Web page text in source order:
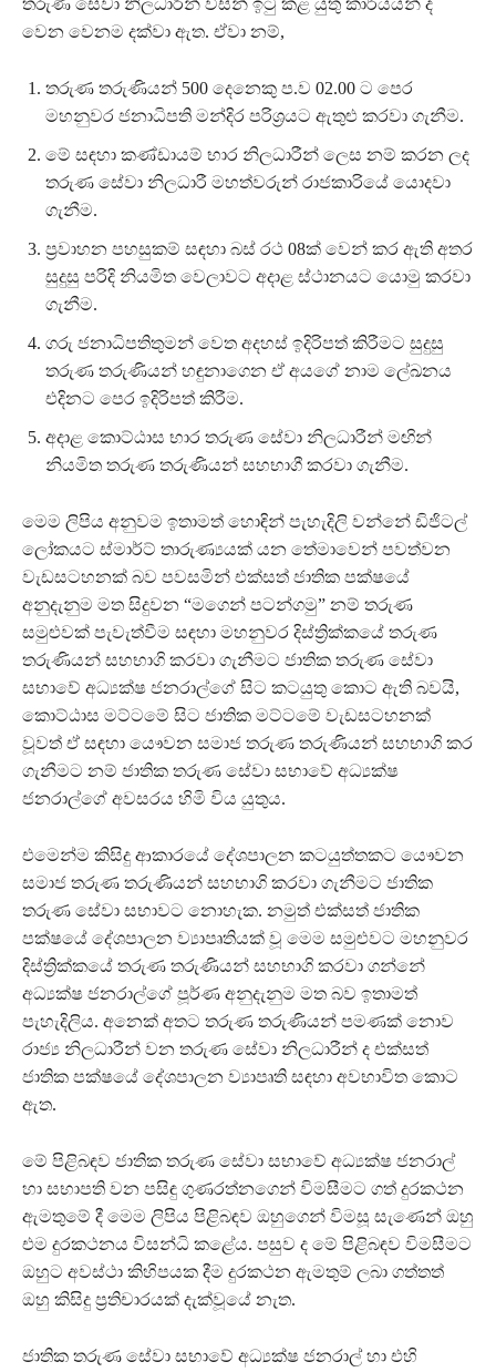
තරුණ සේවා නිලධාරීන් විසින් ඉටු කළ යුතු කාර්යයන් ද
වෙන වෙනම දක්වා ඇත. ඒවා නම්,
තරුණ තරුණියන් 500 දෙනෙකු ප.ව 02.00 ට පෙර
මහනුවර ජනාධිපති මන්දිර පරිශ්‍රයට ඇතුළු කරවා ගැනීම.
මේ සඳහා කණ්ඩායම් භාර නිලධාරීන් ලෙස නම් කරන ලද
තරුණ සේවා නිලධාරී මහත්වරුන් රාජකාරියේ යොදවා
ගැනීම.
ප්‍රවාහන පහසුකම් සඳහා බස් රථ 08ක් වෙන් කර ඇති අතර
සුදුසු පරිදි නියමිත වෙලාවට අදාළ ස්ථානයට යොමු කරවා
ගැනීම.
ගරු ජනාධිපතිතුමන් වෙත අදහස් ඉදිරිපත් කිරීමට සුදුසු
තරුණ තරුණියන් හඳුනාගෙන ඒ අයගේ නාම ලේඛනය
එදිනට පෙර ඉදිරිපත් කිරීම.
අදාළ කොට්ඨාස භාර තරුණ සේවා නිලධාරීන් මඟින්
නියමිත තරුණ තරුණියන් සහභාගී කරවා ගැනීම.
මෙම ලිපිය අනුවම ඉතාමත් හොඳින් පැහැදිලි වන්නේ ඩිජිටල්
ලෝකයට ස්මාර්ට් තාරුණ්‍යයක් යන තේමාවෙන් පවත්වන
වැඩසටහනක් බව පවසමින් එක්සත් ජාතික පක්ෂයේ
අනුදැනුම මත සිදුවන “මගෙන් පටන්ගමු” නම් තරුණ
සමුළුවක් පැවැත්වීම සඳහා මහනුවර දිස්ත්‍රික්කයේ තරුණ
තරුණියන් සහභාගි කරවා ගැනීමට ජාතික තරුණ සේවා
සභාවේ අධ්‍යක්ෂ ජනරාල්ගේ සිට කටයුතු කොට ඇති බවයි,
කොට්ඨාස මට්ටමේ සිට ජාතික මට්ටමේ වැඩසටහනක්
වූවත් ඒ සඳහා යෞවන සමාජ තරුණ තරුණියන් සහභාගි කර
ගැනීමට නම් ජාතික තරුණ සේවා සභාවේ අධ්‍යක්ෂ
ජනරාල්ගේ අවසරය හිමි විය යුතුය.
එමෙන්ම කිසිදු ආකාරයේ දේශපාලන කටයුත්තකට යෞවන
සමාජ තරුණ තරුණියන් සහභාගි කරවා ගැනීමට ජාතික
තරුණ සේවා සභාවට නොහැක. නමුත් එක්සත් ජාතික
පක්ෂයේ දේශපාලන ව්‍යාපෘතියක් වූ මෙම සමුළුවට මහනුවර
දිස්ත්‍රික්කයේ තරුණ තරුණියන් සහභාගි කරවා ගන්නේ
අධ්‍යක්ෂ ජනරාල්ගේ පූර්ණ අනුදැනුම මත බව ඉතාමත්
පැහැදිලිය. අනෙක් අතට තරුණ තරුණියන් පමණක් නොව
රාජ්‍ය නිලධාරීන් වන තරුණ සේවා නිලධාරීන් ද එක්සත්
ජාතික පක්ෂයේ දේශපාලන ව්‍යාපෘති සඳහා අවභාවිත කොට
ඇත.
මේ පිළිබඳව ජාතික තරුණ සේවා සභාවේ අධ්‍යක්ෂ ජනරාල්
හා සභාපති වන පසිඳු ගුණරත්නගෙන් විමසීමට ගත් දුරකථන
ඇමතුමේ දී මෙම ලිපිය පිළිබඳව ඔහුගෙන් විමසූ සැණෙන් ඔහු
එම දුරකථනය විසන්ධි කළේය. පසුව ද මේ පිළිබඳව විමසීමට
ඔහුට අවස්ථා කිහිපයක දීම දුරකථන ඇමතුම් ලබා ගත්තත්
ඔහු කිසිදු ප්‍රතිචාරයක් දැක්වූයේ නැත.
ජාතික තරුණ සේවා සභාවේ අධ්‍යක්ෂ ජනරාල් හා එහි